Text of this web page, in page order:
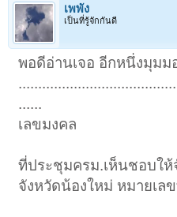
เพพัง
เป็นที่รู้จักกันดี
พอดีอ่านเจอ อีกหนึ่งมุมม
......
เลขมงคล
ที่ประชุมครม.เห็นชอบให้
จังหวัดน้องใหม่ หมายเล